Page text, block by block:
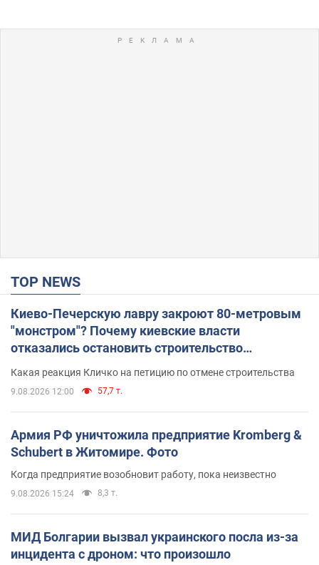
TOP NEWS
Киево-Печерскую лавру закроют 80-метровым
"монстром"? Почему киевские власти
отказались остановить строительство
Какая реакция Кличко на петицию по отмене строительства
9.08.2026 12:00 57,7 т.
Армия РФ уничтожила предприятие Kromberg &
Schubert в Житомире. Фото
Когда предприятие возобновит работу, пока неизвестно
9.08.2026 15:24 8,3 т.
МИД Болгарии вызвал украинского посла из-за
инцидента с дроном: что произошло